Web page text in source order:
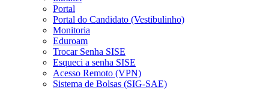
Portal
Portal do Candidato (Vestibulinho)
Monitoria
Eduroam
Trocar Senha SISE
Esqueci a senha SISE
Acesso Remoto (VPN)
Sistema de Bolsas (SIG-SAE)